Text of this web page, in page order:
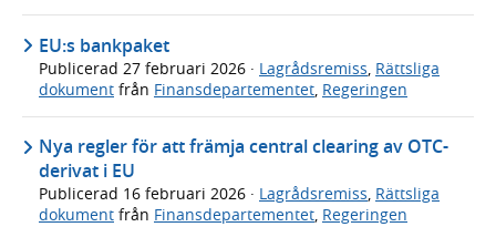
EU:s bankpaket
Publicerad 27 februari 2026 · Lagrådsremiss Rättsliga
dokument från Finansdepartementet Regeringen
Nya regler för att främja central clearing av OTC-
derivat i EU
Publicerad 16 februari 2026 · Lagrådsremiss, Rättsliga
dokument från Finansdepartementet, Regeringen